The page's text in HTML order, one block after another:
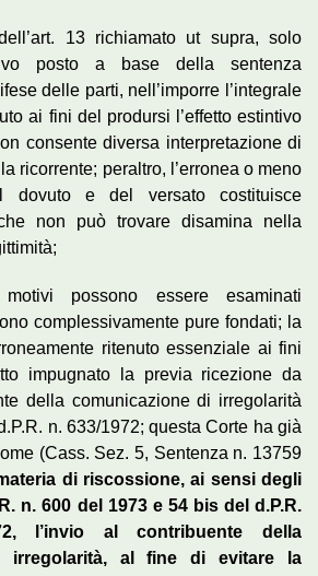
13 richiamato ut supra, solo
posto a base della sentenza
delle parti, nell’imporre l’integrale
ai fini del prodursi l’effetto estintivo
consente diversa interpretazione di
ricorrente; peraltro, l’erronea o meno
dovuto e del versato costituisce
non può trovare disamina nella
possono essere esaminati
complessivamente pure fondati; la
ritenuto essenziale ai fini
impugnato la previa ricezione da
della comunicazione di irregolarità
n. 633/1972; questa Corte ha già
(Cass. Sez. 5, Sentenza n. 13759
di riscossione, ai sensi degli
n. 600 del 1973 e 54 bis del d.P.R.
l’invio al contribuente della
irregolarità, al fine di evitare la